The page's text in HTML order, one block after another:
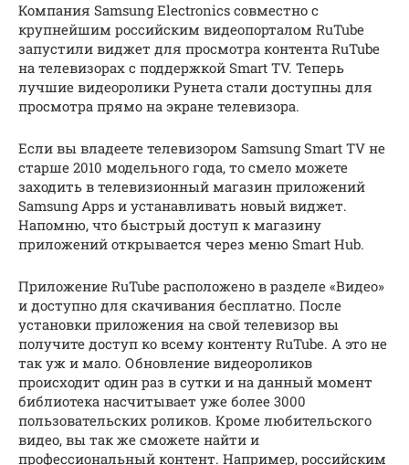
Компания Samsung Electronics совместно с
крупнейшим российским видеопорталом RuTube
запустили виджет для просмотра контента RuTube
на телевизорах с поддержкой Smart TV. Теперь
лучшие видеоролики Рунета стали доступны для
просмотра прямо на экране телевизора.
Если вы владеете телевизором Samsung Smart TV не
старше 2010 модельного года, то смело можете
заходить в телевизионный магазин приложений
Samsung Apps и устанавливать новый виджет.
Напомню, что быстрый доступ к магазину
приложений открывается через меню Smart Hub.
Приложение RuTube расположено в разделе «Видео»
и доступно для скачивания бесплатно. После
установки приложения на свой телевизор вы
получите доступ ко всему контенту RuTube. А это не
так уж и мало. Обновление видеороликов
происходит один раз в сутки и на данный момент
библиотека насчитывает уже более 3000
пользовательских роликов. Кроме любительского
видео, вы так же сможете найти и
профессиональный контент. Например, российским